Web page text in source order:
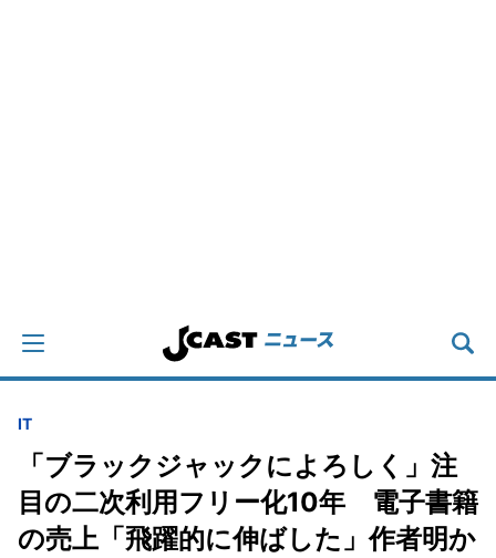
IT
「ブラックジャックによろしく」注
目の二次利用フリー化10年 電子書籍
の売上「飛躍的に伸ばした」作者明か